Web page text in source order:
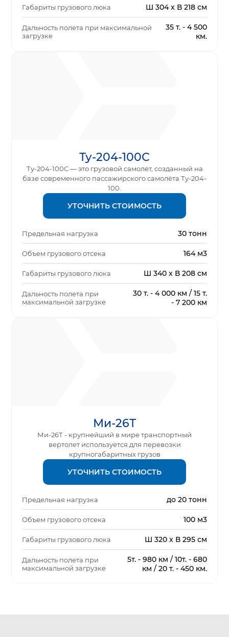
Габариты грузового люка Ш 304 x В 218 см
Дальность полета при максимальной
загрузке
35 т. - 4 500
км.
Ту-204-100С
Ту-204-100С — это грузовой самолёт, созданный на
базе современного пассажирского самолёта Ту-204-
100.
УТОЧНИТЬ СТОИМОСТЬ
Предельная нагрузка 30 тонн
Объем грузового отсека 164 м3
Габариты грузового люка Ш 340 х В 208 см
Дальность полета при
максимальной загрузке
30 т. - 4 000 км / 15 т.
- 7 200 км
Ми-26Т
Ми-26Т - крупнейший в мире транспортный
вертолет используется для перевозки
крупногабаритных грузов
УТОЧНИТЬ СТОИМОСТЬ
Предельная нагрузка до 20 тонн
Объем грузового отсека 100 м3
Габариты грузового люка Ш 320 х В 295 см
Дальность полета при
максимальной загрузке
5т. - 980 км / 10т. - 680
км / 20 т. - 450 км.